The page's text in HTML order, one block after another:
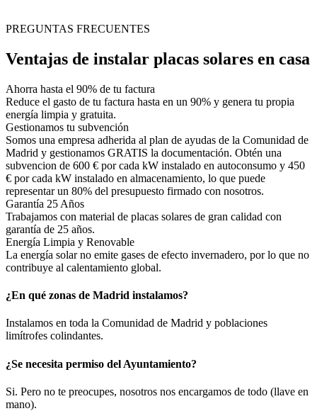
PREGUNTAS FRECUENTES
Ventajas de instalar placas solares en casa
Ahorra hasta el 90% de tu factura
Reduce el gasto de tu factura hasta en un 90% y genera tu propia
energía limpia y gratuita.
Gestionamos tu subvención
Somos una empresa adherida al plan de ayudas de la Comunidad de
Madrid y gestionamos GRATIS la documentación. Obtén una
subvencion de 600 € por cada kW instalado en autoconsumo y 450
€ por cada kW instalado en almacenamiento, lo que puede
representar un 80% del presupuesto firmado con nosotros.
Garantía 25 Años
Trabajamos con material de placas solares de gran calidad con
garantía de 25 años.
Energía Limpia y Renovable
La energía solar no emite gases de efecto invernadero, por lo que no
contribuye al calentamiento global.
¿En qué zonas de Madrid instalamos?
Instalamos en toda la Comunidad de Madrid y poblaciones
limítrofes colindantes.
¿Se necesita permiso del Ayuntamiento?
Si. Pero no te preocupes, nosotros nos encargamos de todo (llave en
mano).